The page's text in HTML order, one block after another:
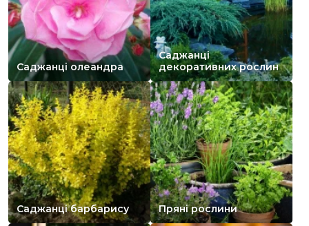
Саджанці олеандра
Саджанці
декоративних рослин
Саджанці барбарису Пряні рослини